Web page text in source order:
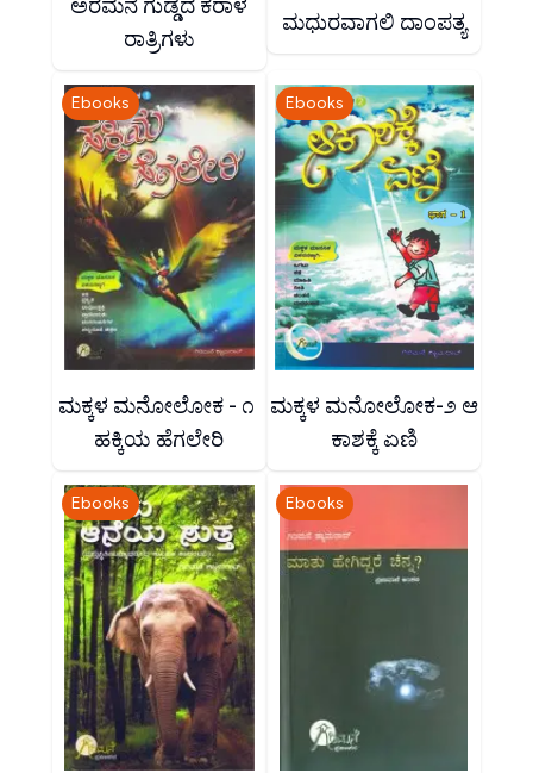
ಅರಮನೆ ಗುಡ್ಡದ ಕರಾಳ
ರಾತ್ರಿಗಳು
ಮಧುರವಾಗಲಿ ದಾಂಪತ್ಯ
Ebooks
ಮಕ್ಕಳ ಮನೋಲೋಕ - ೧
ಹಕ್ಕಿಯ ಹೆಗಲೇರಿ
Ebooks
ಮಕ್ಕಳ ಮನೋಲೋಕ-೨ ಆ
ಕಾಶಕ್ಕೆ ಏಣಿ
Ebooks Ebooks